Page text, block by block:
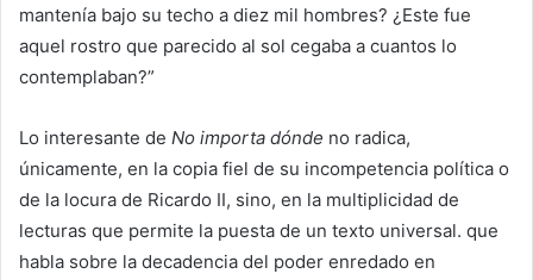
mantenía bajo su techo a diez mil hombres? ¿Este fue
aquel rostro que parecido al sol cegaba a cuantos lo
contemplaban?”
Lo interesante de No importa dónde no radica,
únicamente, en la copia fiel de su incompetencia política o
de la locura de Ricardo II, sino, en la multiplicidad de
lecturas que permite la puesta de un texto universal. que
habla sobre la decadencia del poder enredado en